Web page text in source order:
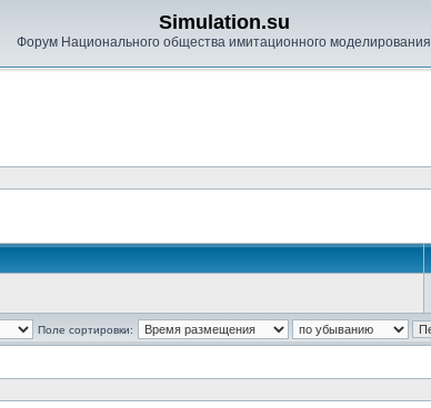
Simulation.su
Форум Национального общества имитационного моделирования
Поле сортировки: